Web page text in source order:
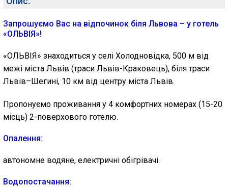
Запрошуємо Вас на відпочинок біля Львова – у готель
«ОЛЬВІЯ»!
«ОЛЬВІЯ» знаходиться у селі Холодновідка, 500 м від
межі міста Львів (траси Львів-Краковець), біля траси
Львів–Шегині, 10 км від центру міста Львів.
Пропонуємо проживання у 4 комфортних номерах (15-20
місць) 2-поверхового готелю.
Опалення:
автономне водяне, електричні обігрівачі.
Водопостачання: